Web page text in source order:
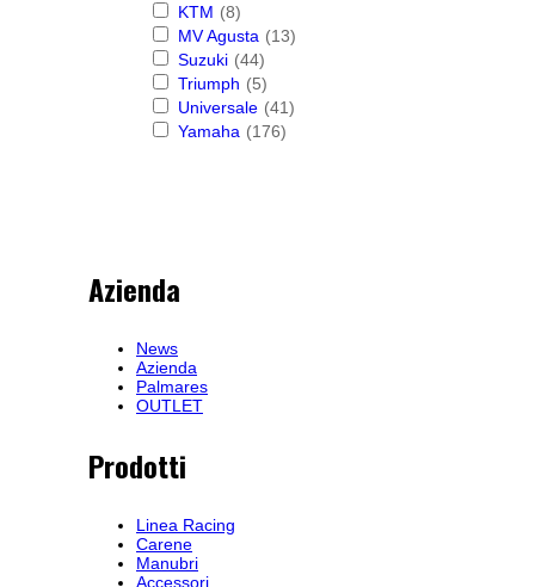
KTM (8)
MV Agusta (13)
Suzuki (44)
Triumph (5)
Universale (41)
Yamaha (176)
Azienda
News
Azienda
Palmares
OUTLET
Prodotti
Linea Racing
Carene
Manubri
Accessori